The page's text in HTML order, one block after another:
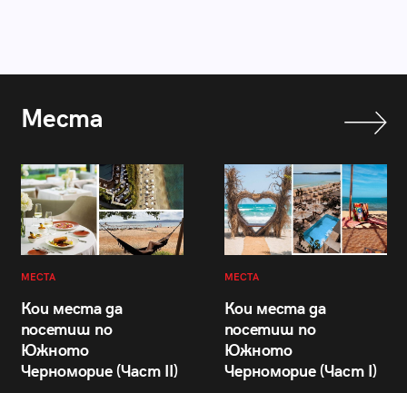
Места
МЕСТА
Кои места да
посетиш по
Южното
Черноморие (Част II)
МЕСТА
Кои места да
посетиш по
Южното
Черноморие (Част I)